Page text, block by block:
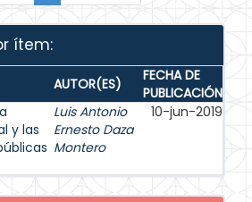
ítem:
AUTOR(ES)
FECHA DE
PUBLICACIÓN
y las
Luis Antonio
Ernesto Daza
Montero
10-jun-2019